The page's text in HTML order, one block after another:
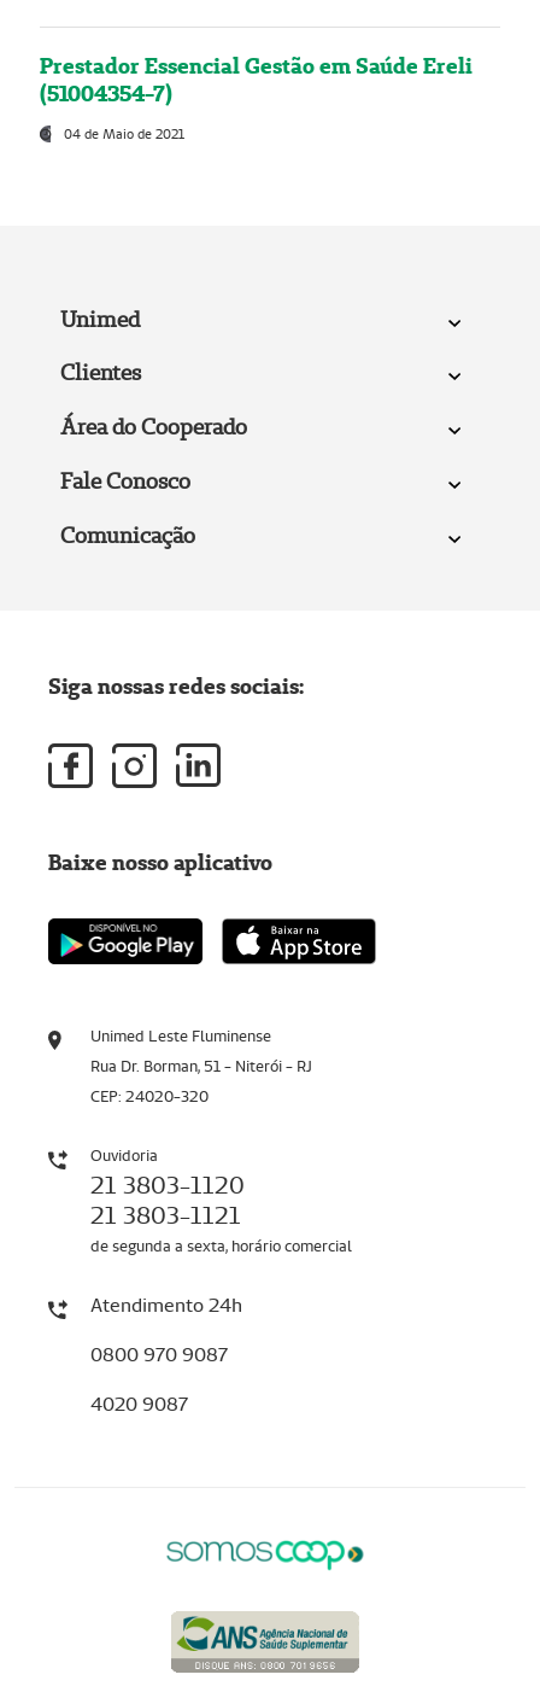
Prestador Essencial Gestão em Saúde Ereli
(51004354-7)
04 de Maio de 2021
Unimed
Clientes
Área do Cooperado
Fale Conosco
Comunicação
Unimed Leste Fluminense
Rua Dr. Borman, 51 - Niterói - RJ
CEP: 24020-320
Ouvidoria
21 3803-1120
21 3803-1121
de segunda a sexta, horário comercial
Atendimento 24h
0800 970 9087
4020 9087
Siga nossas redes sociais:
Baixe nosso aplicativo